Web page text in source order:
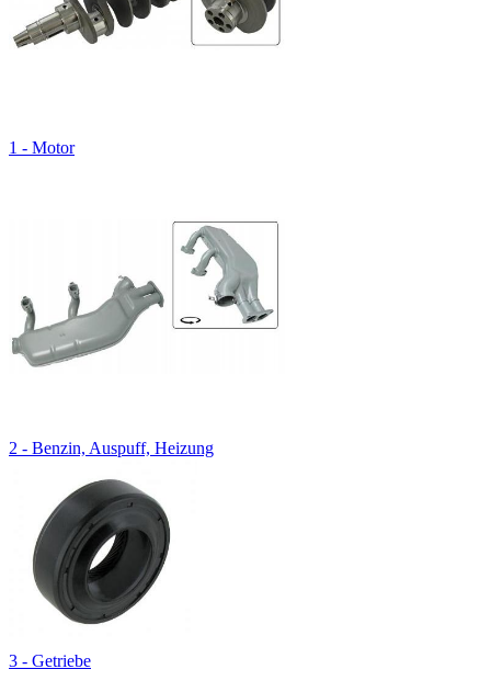
1 - Motor
2 - Benzin, Auspuff, Heizung
3 - Getriebe